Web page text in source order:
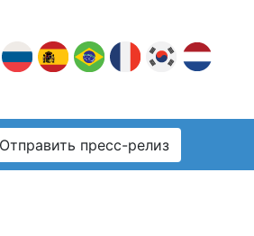
Отправить пресс-релиз